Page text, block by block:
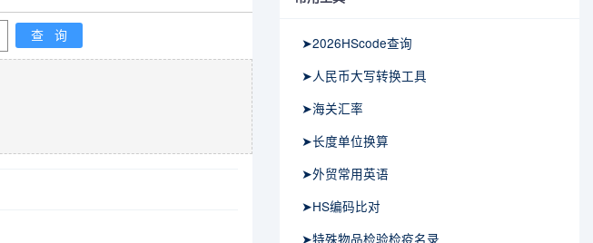
➤2026HScode查询
➤人民币大写转换工具
➤海关汇率
➤长度单位换算
➤外贸常用英语
➤HS编码比对
➤特殊物品检验检疫名录